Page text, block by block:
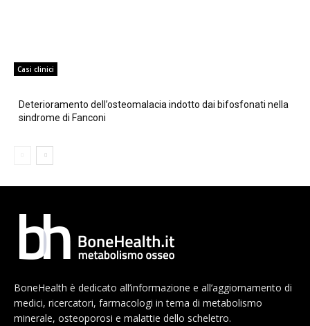
Casi clinici
Deterioramento dell’osteomalacia indotto dai bifosfonati nella
sindrome di Fanconi
BoneHealth è dedicato all’informazione e all’aggiornamento di
medici, ricercatori, farmacologi in tema di metabolismo
minerale, osteoporosi e malattie dello scheletro.